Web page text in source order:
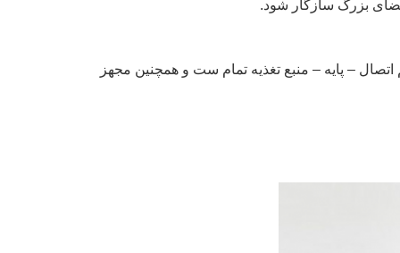
– پایه – منبع تغذیه تمام ست و همچنین مجهز